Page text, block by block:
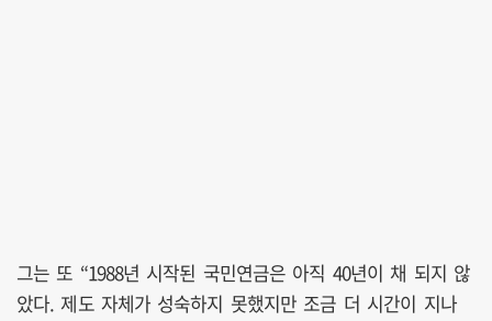
그는 또 “1988년 시작된 국민연금은 아직 40년이 채 되지 않
았다. 제도 자체가 성숙하지 못했지만 조금 더 시간이 지나